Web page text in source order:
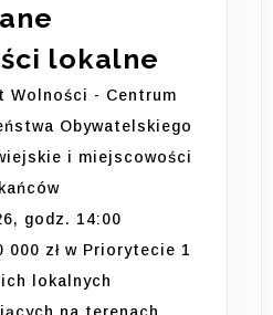
lokalne
Wolności - Centrum
Obywatelskiego
i miejscowości
godz. 14:00
000 zł w Priorytecie 1
lokalnych